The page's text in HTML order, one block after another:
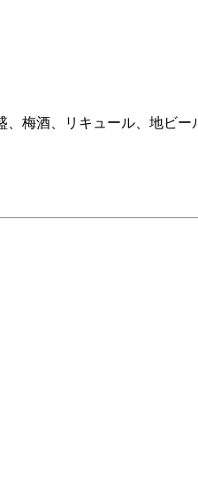
、梅酒、リキュール、地ビ